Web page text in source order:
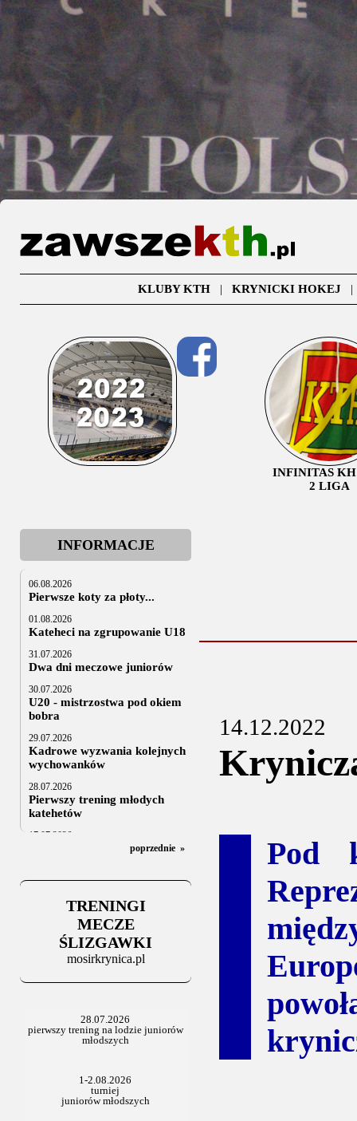
KLUBY KTH| KRYNICKI HOKEJ
INFINITAS
2 LIGA
INFORMACJE
06.08.2026
Pierwsze koty za płoty...
01.08.2026
Kateheci na zgrupowanie U18
31.07.2026
Dwa dni meczowe juniorów
30.07.2026
U20 - mistrzostwa pod okiem
bobra
29.07.2026
Kadrowe wyzwania kolejnych
wychowanków
28.07.2026
Pierwszy trening młodych
katehetów
17.07.2026
U20: z kraju i z zagranicy
Za trzy tygodnie na lód
06.07.2025
Stowarzyszenie po Walnym
poprzednie »
TRENINGI
MECZE
ŚLIZGAWKI
mosirkrynica.pl
14.12.2022
Pod